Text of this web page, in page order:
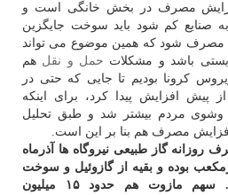
افزایش مصرف در بخش خانگی است و
به صنایع کم شود باید سوخت جایگزین
مصرف شود که همین موضوع می تواند
باشد و مشکلات حمل و نقل هم
کرونا بودیم تا جایی که حتی در
پیش افزایش پیدا کرد، برای اینکه
مردم بیشتر شد و طبق تحلیل
مصرف هم بنا بر این است.
روزانه گاز طبیعی نیروگاه ها آذرماه
میلیون مترمکعب بوده و بقیه از گازوئیل و سوخت
مازوت تامین شده است. سهم مازوت هم حدود ۱۵ میلیون